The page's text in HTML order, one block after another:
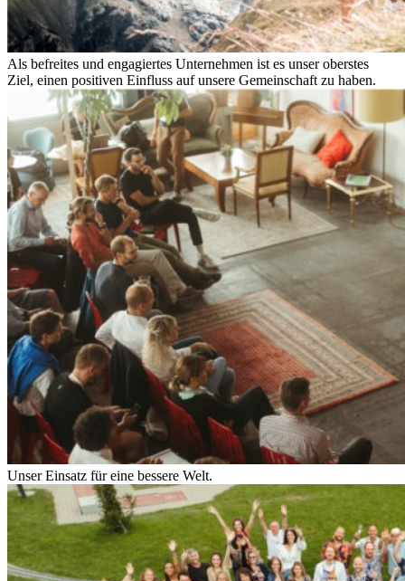
Als befreites und engagiertes Unternehmen ist es unser oberstes
Ziel, einen positiven Einfluss auf unsere Gemeinschaft zu haben.
Unser Einsatz für eine bessere Welt.